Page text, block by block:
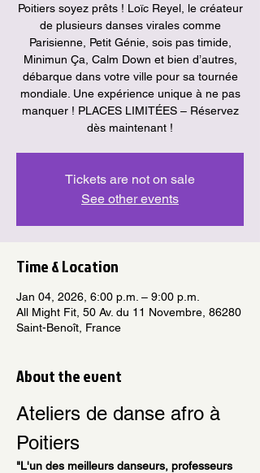
Poitiers soyez prêts ! Loïc Reyel, le créateur
de plusieurs danses virales comme
Parisienne, Petit Génie, sois pas timide,
Minimun Ça, Calm Down et bien d’autres,
débarque dans votre ville pour sa tournée
mondiale. Une expérience unique à ne pas
manquer ! PLACES LIMITÉES – Réservez
dès maintenant !
Tickets are not on sale
See other events
Time & Location
Jan 04, 2026, 6:00 p.m. – 9:00 p.m.
All Might Fit, 50 Av. du 11 Novembre, 86280
Saint-Benoît, France
About the event
Ateliers de danse afro à
Poitiers
"L'un des meilleurs danseurs, professeurs